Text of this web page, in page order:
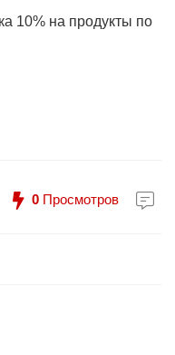
10% на продукты по
0 Просмотров